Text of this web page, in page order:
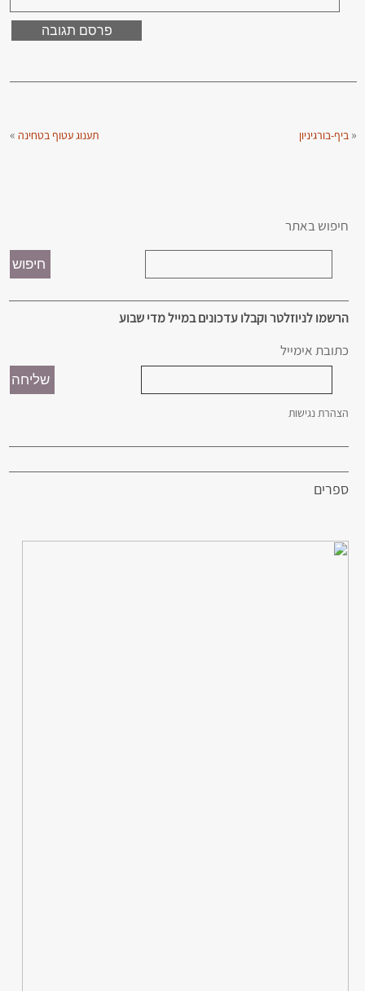
« ביף-בורגיניון תענוג עטוף בטחינה»
חיפוש באתר
הרשמו לניוזלטר וקבלו עדכונים במייל מדי שבוע
כתובת אימייל
הצהרת נגישות
ספרים